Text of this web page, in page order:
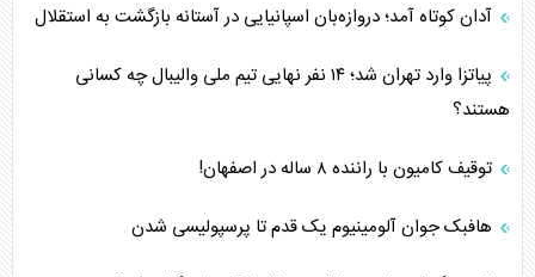
آدان کوتاه آمد؛ دروازه‌بان اسپانیایی در آستانه بازگشت به استقلال
پیاتزا وارد تهران شد؛ ۱۴ نفر نهایی تیم ملی والیبال چه کسانی
هستند؟
توقیف کامیون با راننده ۸ ساله در اصفهان!
هافبک جوان آلومینیوم یک قدم تا پرسپولیسی شدن